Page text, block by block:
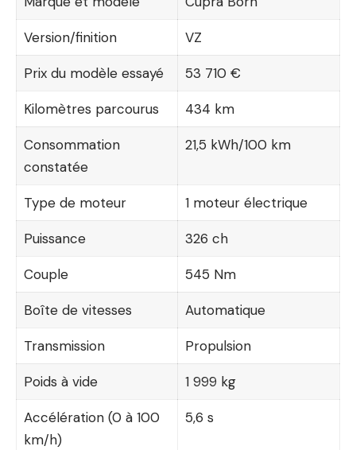
Version/finition VZ
Prix du modèle essayé 53 710 €
Kilomètres parcourus 434 km
Consommation
constatée
21,5 kWh/100 km
Type de moteur 1 moteur électrique
Puissance 326 ch
Couple 545 Nm
Boîte de vitesses Automatique
Transmission Propulsion
Poids à vide 1 999 kg
Accélération (0 à 100
km/h)
5,6 s